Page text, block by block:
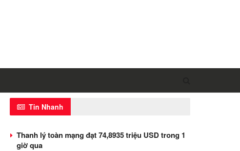
Tin Nhanh
Thanh lý toàn mạng đạt 74,8935 triệu USD trong 1
giờ qua